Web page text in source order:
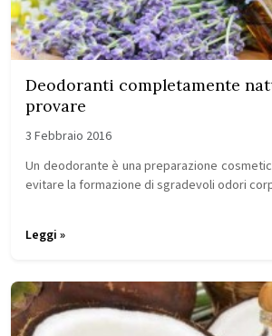
Deodoranti completamente
provare
3 Febbraio 2016
Un deodorante è una preparazione
evitare la formazione di sgradevoli odori
Leggi »